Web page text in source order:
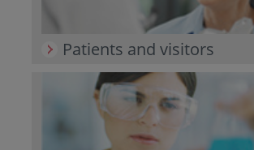
Patients and visitors